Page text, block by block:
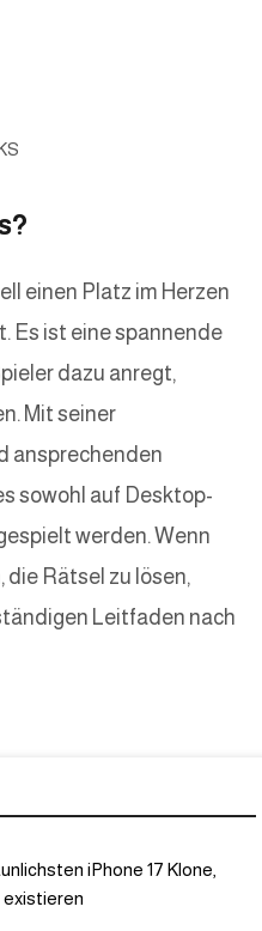
einen Platz im Herzen
Es ist eine spannende
dazu anregt,
Mit seiner
ansprechenden
sowohl auf Desktop-
werden. Wenn
die Rätsel zu lösen,
Leitfaden nach
iPhone 17 Klone,
existieren